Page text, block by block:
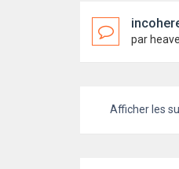
incoherence
par
Afficher les